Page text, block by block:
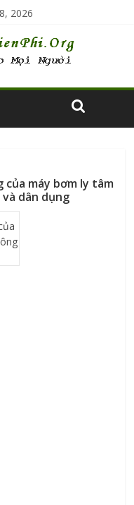
2026
của máy bơm ly tâm
dân dụng